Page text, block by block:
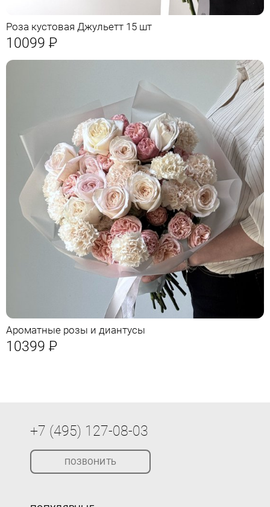
Роза кустовая Джульетт 15 шт
10099 Р
Ароматные розы и диантусы
10399 Р
+7 (495) 127-08-03
ПОЗВОНИТЬ